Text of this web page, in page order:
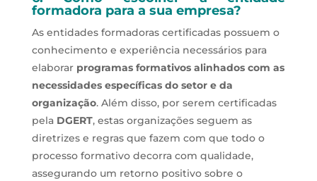
formadora para a sua empresa?
As entidades formadoras certificadas possuem o
conhecimento e experiência necessários para
elaborar programas formativos alinhados com as
necessidades específicas do setor e da
organização. Além disso, por serem certificadas
pela DGERT, estas organizações seguem as
diretrizes e regras que fazem com que todo o
processo formativo decorra com qualidade,
assegurando um retorno positivo sobre o